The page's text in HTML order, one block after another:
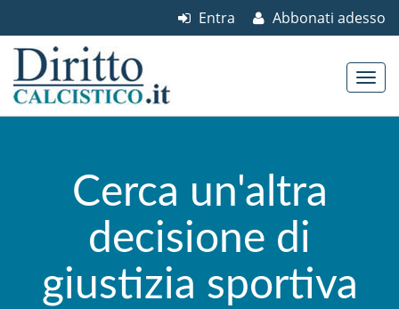
Abbonati adesso
Entra
Cerca un'altra
decisione di
giustizia sportiva